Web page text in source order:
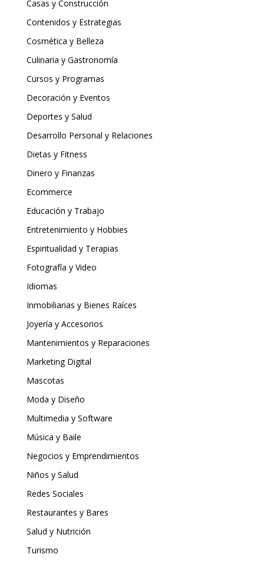
Casas y Construcción
Contenidos y Estrategias
Cosmética y Belleza
Culinaria y Gastronomía
Cursos y Programas
Decoración y Eventos
Deportes y Salud
Desarrollo Personal y Relaciones
Dietas y Fitness
Dinero y Finanzas
Ecommerce
Educación y Trabajo
Entretenimiento y Hobbies
Espiritualidad y Terapias
Fotografía y Video
Idiomas
Inmobiliarias y Bienes Raíces
Joyería y Accesorios
Mantenimientos y Reparaciones
Marketing Digital
Mascotas
Moda y Diseño
Multimedia y Software
Música y Baile
Negocios y Emprendimientos
Niños y Salud
Redes Sociales
Restaurantes y Bares
Salud y Nutrición
Turismo